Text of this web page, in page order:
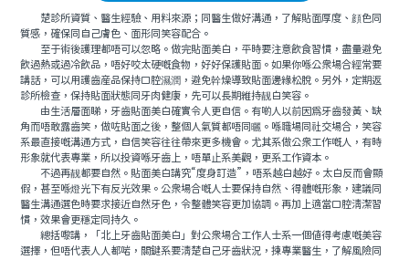
楚診所資質、醫生經驗、用料來源；同醫生做好溝通，了解貼面厚度、顔色同
質感，確保同自己膚色、面形同笑容配合。
至于術後護理都唔可以忽略。做完貼面美白，平時要注意飲食習慣，盡量避免
飲過熱或過冷飲品，唔好咬太硬嘅食物，好好保護貼面。如果你喺公衆場合經常要
講話，可以用護齒産品保持口腔濕潤，避免幹燥導致貼面邊緣松脫。另外，定期返
診所檢查，保持貼面狀態同牙肉健康，先可以長期維持靓白笑容。
由生活層面睇，牙齒貼面美白確實令人更自信。有啲人以前因爲牙齒發黃、缺
角而唔敢露齒笑，做咗貼面之後，整個人氣質都唔同曬。喺職場同社交場合，笑容
系最直接嘅溝通方式，自信笑容往往帶來更多機會。尤其系做公衆工作嘅人，有時
形象就代表專業，所以投資喺牙齒上，唔單止系美觀，更系工作資本。
不過再靓都要自然。貼面美白講究“度身訂造”，唔系越白越好。太白反而會顯
假，甚至喺燈光下有反光效果。公衆場合嘅人士要保持自然、得體嘅形象，建議同
醫生溝通選色時要求接近自然牙色，令整體笑容更加協調。再加上適當口腔清潔習
慣，效果會更穩定同持久。
總括嚟講，「北上牙齒貼面美白」對公衆場合工作人士系一個值得考慮嘅美容
選擇，但唔代表人人都啱，關鍵系要清楚自己牙齒狀況，揀專業醫生，了解風險同